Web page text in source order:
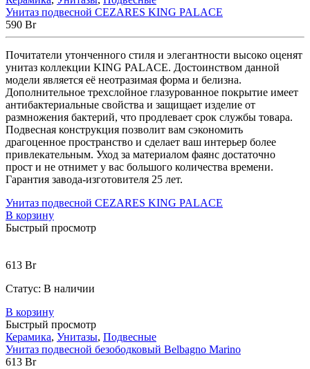
Унитаз подвесной CEZARES KING PALACE
590 Br
Почитатели утонченного стиля и элегантности высоко оценят
унитаз коллекции KING PALACE. Достоинством данной
модели является её неотразимая форма и белизна.
Дополнительное трехслойное глазурованное покрытие имеет
антибактериальные свойства и защищает изделие от
размножения бактерий, что продлевает срок службы товара.
Подвесная конструкция позволит вам сэкономить
драгоценное пространство и сделает ваш интерьер более
привлекательным. Уход за материалом фаянс достаточно
прост и не отнимет у вас большого количества времени.
Гарантия завода-изготовителя 25 лет.
Унитаз подвесной CEZARES KING PALACE
В корзину
Быстрый просмотр
613 Br
Статус: В наличии
В корзину
Быстрый просмотр
Керамика, Унитазы, Подвесные
Унитаз подвесной безободковый Belbagno Marino
613 Br